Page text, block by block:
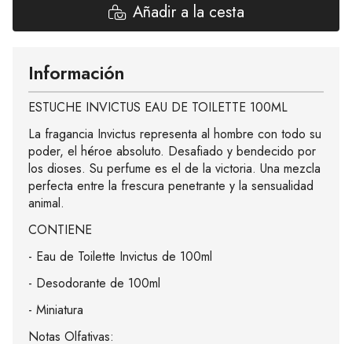
Añadir a la cesta
Información
ESTUCHE INVICTUS EAU DE TOILETTE 100ML
La fragancia Invictus representa al hombre con todo su
poder, el héroe absoluto. Desafiado y bendecido por
los dioses. Su perfume es el de la victoria. Una mezcla
perfecta entre la frescura penetrante y la sensualidad
animal.
CONTIENE
- Eau de Toilette Invictus de 100ml
- Desodorante de 100ml
- Miniatura
Notas Olfativas: